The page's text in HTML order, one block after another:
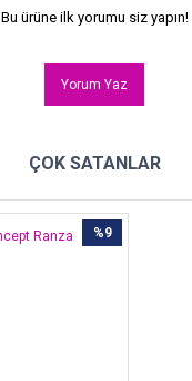
Bu ürüne ilk yorumu siz yapın!
Yorum Yaz
ÇOK SATANLAR
%9